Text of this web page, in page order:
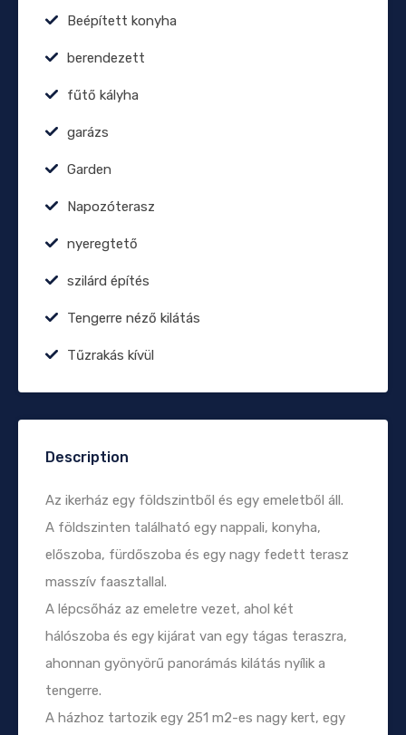
Beépített konyha
berendezett
fűtő kályha
garázs
Garden
Napozóterasz
nyeregtető
szilárd építés
Tengerre néző kilátás
Tűzrakás kívül
Description
Az ikerház egy földszintből és egy emeletből áll.
A földszinten található egy nappali, konyha,
előszoba, fürdőszoba és egy nagy fedett terasz
masszív faasztallal.
A lépcsőház az emeletre vezet, ahol két
hálószoba és egy kijárat van egy tágas teraszra,
ahonnan gyönyörű panorámás kilátás nyílik a
tengerre.
A házhoz tartozik egy 251 m2-es nagy kert, egy